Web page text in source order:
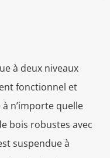
à deux niveaux
fonctionnel et
n’importe quelle
bois robustes avec
suspendue à